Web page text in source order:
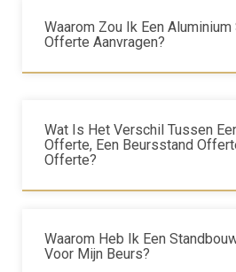
Waarom Zou Ik Een
Offerte Aanvragen?
Wat Is Het Verschil Tussen
Offerte, Een Beursstand
Offerte?
Waarom Heb Ik Een
Voor Mijn Beurs?